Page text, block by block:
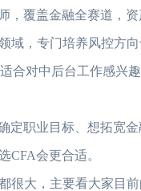
覆盖金融全赛道，资
域，专门培养风控方
对中后台工作感兴趣
职业目标、想拓宽金
CFA会更合适。
大，主要看大家目前